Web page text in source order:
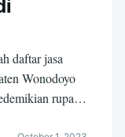
daftar jasa
Wonodoyo
rupa…